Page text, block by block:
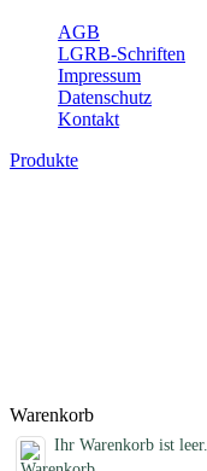
AGB
LGRB-Schriften
Impressum
Datenschutz
Kontakt
Produkte
Warenkorb
Ihr Warenkorb ist leer.